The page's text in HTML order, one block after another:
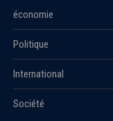
économie
Politique
International
Société